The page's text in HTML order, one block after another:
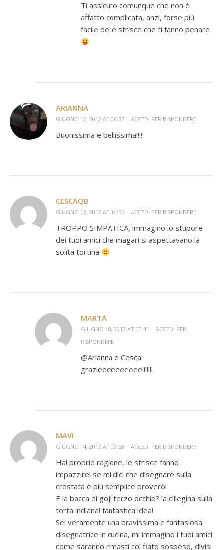
Ti assicuro comunque che non è
affatto complicata, anzi, forse più
facile delle strisce che ti fanno penare
ARIANNA
GIUGNO 12, 2012 AT 06:37 ACCEDI PER RISPONDERE
Buonissima e bellissima!!!!!
CESCAQB
GIUGNO 12, 2012 AT 14:56 ACCEDI PER RISPONDERE
TROPPO SIMPATICA, immagino lo stupore
dei tuoi amici che magari si aspettavano la
solita tortina
MARTA
GIUGNO 18, 2012 AT 03:41
ACCEDI PER
RISPONDERE
@Arianna e Cesca:
grazieeeeeeeeee!!!!!!!
MAVI
GIUGNO 14, 2012 AT 09:58 ACCEDI PER RISPONDERE
Hai proprio ragione, le strisce fanno
impazzire! se mi dici che disegnare sulla
crostata è più semplice proverò!
E la bacca di goji terzo occhio? la ciliegina sulla
torta indiana! fantastica idea!
Sei veramente una bravissima e fantasiosa
disegnatrice in cucina, mi immagino i tuoi amici
come saranno rimasti col fiato sospeso, divisi